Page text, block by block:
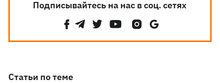
Подписывайтесь на нас в соц. сетях
Статьи по теме